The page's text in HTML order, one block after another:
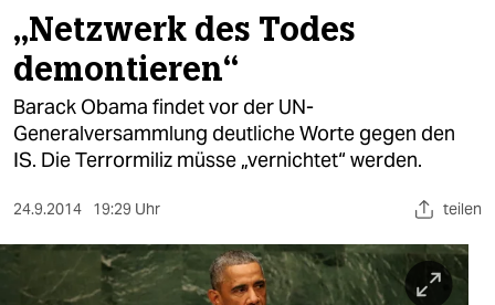
politik
öko
gesellschaft
sport
berlin
„Netzwerk des Todes
demontieren“
Barack Obama findet vor der UN-
Generalversammlung deutliche Worte gegen den
IS. Die Terrormiliz müsse „vernichtet“ werden.
24.9.2014 19:29 Uhr teilen